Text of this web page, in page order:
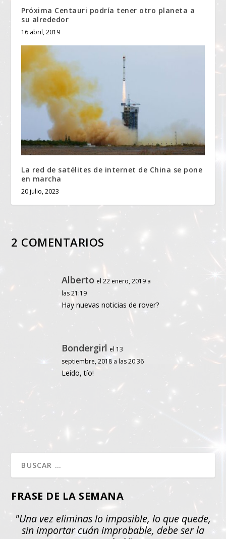
Próxima Centauri podría tener otro planeta a
su alrededor
16 abril, 2019
La red de satélites de internet de China se pone
en marcha
20 julio, 2023
2 COMENTARIOS
Alberto el 22 enero, 2019 a
las 21:19
Hay nuevas noticias de rover?
Bondergirl el 13
septiembre, 2018 a las 20:36
Leído, tío!
FRASE DE LA SEMANA
"Una vez eliminas lo imposible, lo que quede,
sin importar cuán improbable, debe ser la